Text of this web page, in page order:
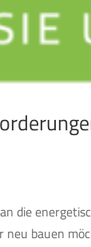
die
neu bauen